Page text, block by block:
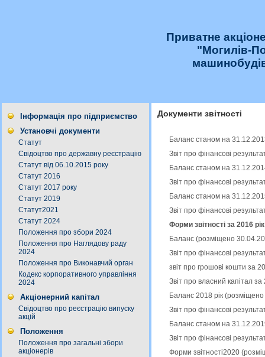
Приватне
"Могилів-
Інформація про підприємство
Установчі документи
Статут
Свідоцтво про державну реєстрацію
Статут від 06.10.2015 року
Статут 2016
Статут 2017 року
Статут 2019
Статут2021
Статут 2024
Положення про збори 2024
Положення про Наглядову раду
2024
Положення про Виконавчий орган
Кодекс корпоративного управління
2024
Акціонерний капітал
Свідоцтво про реєстрацію випуску
акцій
Положення
Положення про загальні збори
акціонерів
Документи звітності
Баланс станом на
Звіт про фінансові
Баланс станом на
Звіт про фінансові
Баланс станом на
Звіт про фінансові
Форми звітності за 2016
Баланс (розміщено
Звіт про фінансові
звіт про грошові кошти за
Звіт про власний капітал
Баланс 2018 рік
Звіт про фінансові
Баланс станом на
Звіт про фінансові
Форми звітності2020